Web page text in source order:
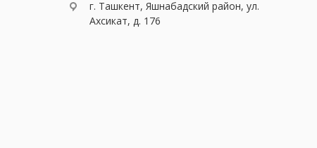
г. Ташкент, Яшнабадский район, ул.
Ахсикат, д. 176